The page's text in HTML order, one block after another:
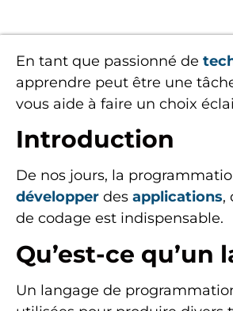
En tant que passionné de
apprendre peut être une
vous aide à faire un choix
Introduction
De nos jours, la
développer des applications,
de codage est indispensable.
Qu’est-ce
Un langage de